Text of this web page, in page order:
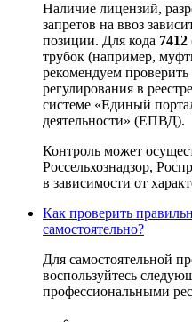
Наличие лицензий,
запретов на ввоз
позиции. Для кода 7412
трубок (например,
рекомендуем
регулирования в
системе «Единый
деятельности» (ЕПВД).
Контроль может
Россельхознадзор,
в зависимости от
Как проверить
самостоятельно?
Для самостоятельной
воспользуйтесь
профессиональными